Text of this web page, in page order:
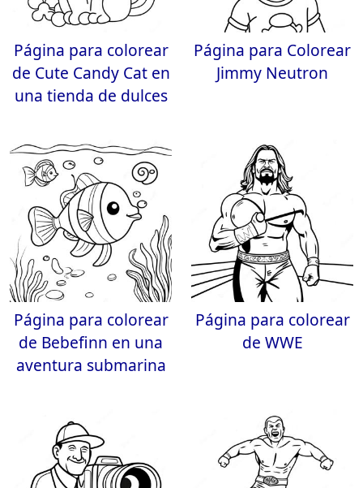
Página para colorear
de Cute Candy Cat en
una tienda de dulces
Página para Colorear
Jimmy Neutron
Página para colorear
de Bebefinn en una
aventura submarina
Página para colorear
de WWE